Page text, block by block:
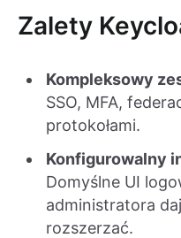
Zalety
Kompleksowy
SSO, MFA,
protokołami.
Konfigurowalny
Domyślne UI
administratora
rozszerzać.